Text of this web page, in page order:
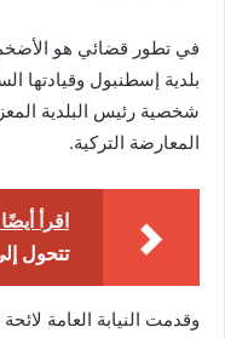
في تطور قضائي هو
بلدية إسطنبول وقيادتها
شخصية رئيس البلدية
المعارضة التركية.
اقرأ
تتحول